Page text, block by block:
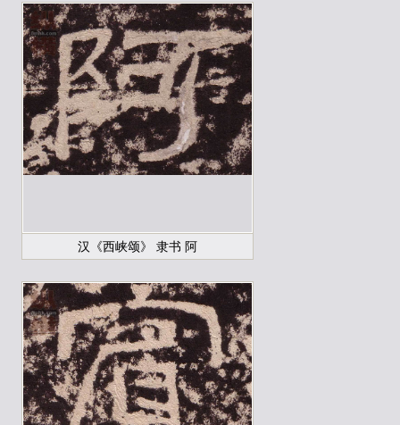
汉《西峡颂》 隶书 阿